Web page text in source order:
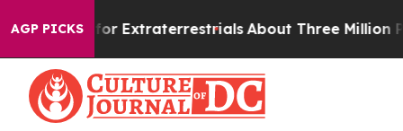
AGP PICKS
for Extraterrestrials About Three Million